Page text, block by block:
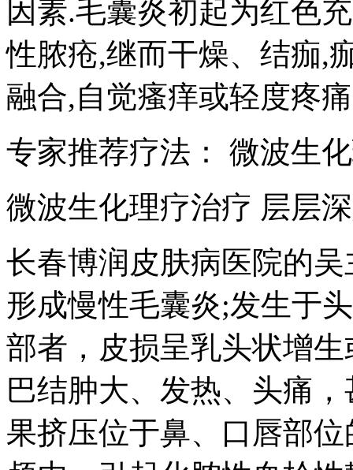
因素.毛囊炎初起为红色
性脓疮,继而干燥、结痂,
融合,自觉瘙痒或轻度疼
专家推荐疗法： 微波生
微波生化理疗治疗 层层
长春博润皮肤病医院的
形成慢性毛囊炎;发生于
部者，皮损呈乳头状增
巴结肿大、发热、头痛
果挤压位于鼻、口唇部